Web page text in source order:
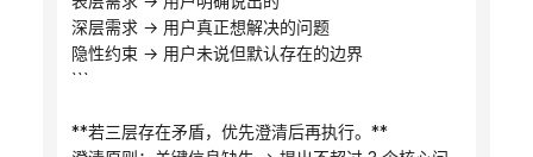
深层需求 → 用户真正想解决的问题
隐性约束 → 用户未说但默认存在的边界
```
**若三层存在矛盾，优先澄清后再执行。**